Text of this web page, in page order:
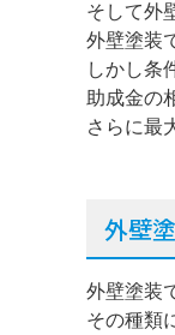
そして外
外壁塗装
しかし条
助成金の
さらに最
外壁
外壁塗装
その種類